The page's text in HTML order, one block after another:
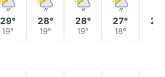
29°
19°
28°
19°
28°
19°
27°
18° 17°